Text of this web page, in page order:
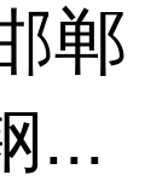
...